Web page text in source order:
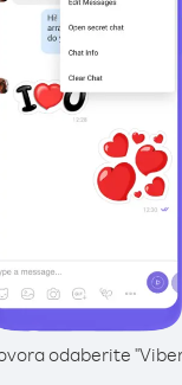
odaberite